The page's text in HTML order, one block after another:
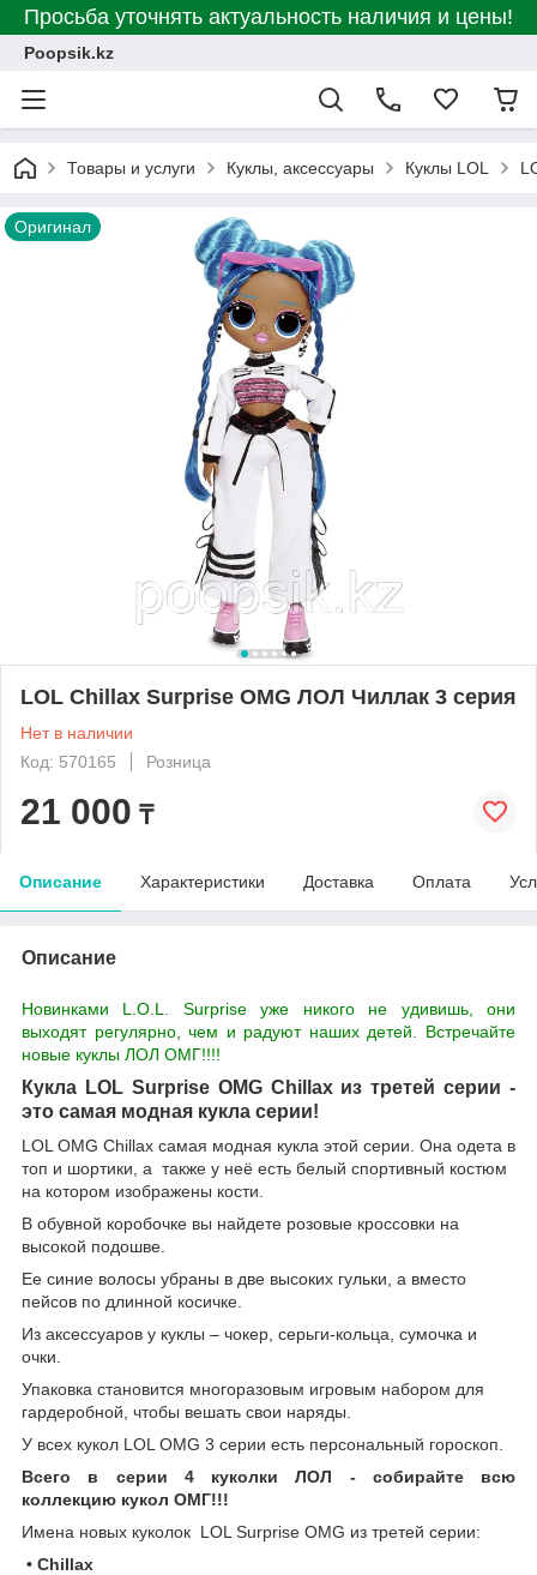
Просьба уточнять актуальность наличия и цены!
Poopsik.kz
Товары и услуги Куклы, аксессуары Куклы LOL
Оригинал
LOL Chillax Surprise OMG ЛОЛ Чиллак 3 серия
Нет в наличии
Код: 570165
Розница
21 000 ₸
Описание Характеристики Доставка Оплата
Описание
Новинками L.O.L. Surprise уже никого не удивишь, они
выходят регулярно, чем и радуют наших детей. Встречайте
новые куклы ЛОЛ ОМГ!!!!
Кукла LOL Surprise OMG Chillax из третей серии -
это самая модная кукла серии!
LOL OMG Chillax самая модная кукла этой серии Она одета в
топ и шортики, а также у неё есть белый спортивный костюм
на котором изображены кости.
В обувной коробочке вы найдете розовые кроссовки на
высокой подошве.
Ее синие волосы убраны в две высоких гульки, а вместо
пейсов по длинной косичке.
Из аксессуаров у куклы – чокер, серьги-кольца, сумочка и
очки.
Упаковка становится многоразовым игровым набором для
гардеробной, чтобы вешать свои наряды.
У всех кукол LOL OMG 3 серии есть персональный гороскоп.
Всего в серии 4 куколки ЛОЛ - собирайте всю
коллекцию кукол ОМГ!!!
Имена новых куколок LOL Surprise OMG из третей серии:
• Chillax